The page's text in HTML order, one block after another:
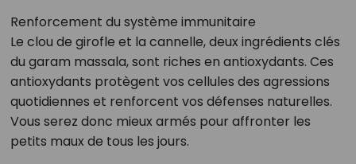
Renforcement du système immunitaire
Le clou de girofle et la cannelle, deux ingrédients clés
du garam massala, sont riches en antioxydants. Ces
antioxydants protègent vos cellules des agressions
quotidiennes et renforcent vos défenses naturelles.
Vous serez donc mieux armés pour affronter les
petits maux de tous les jours.